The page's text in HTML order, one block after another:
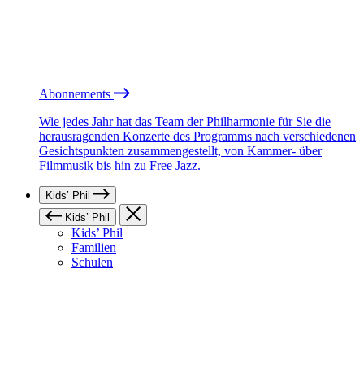
Abonnements
Wie jedes Jahr hat das Team der Philharmonie für Sie die
herausragenden Konzerte des Programms nach verschiedenen
Gesichtspunkten zusammengestellt, von Kammer- über
Filmmusik bis hin zu Free Jazz.
Kids’ Phil
Kids’ Phil
Kids’ Phil
Familien
Schulen